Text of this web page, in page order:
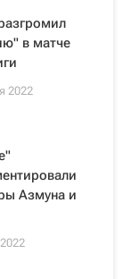
в матче
2022
Азмуна и